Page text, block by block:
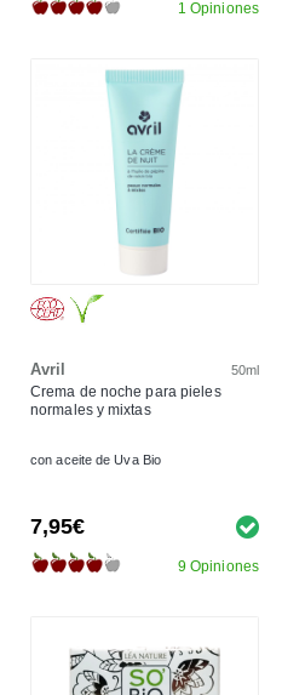
1 Opiniones
Avril 50ml
Crema de noche para pieles
normales y mixtas
con aceite de Uva Bio
7,95€
9 Opiniones